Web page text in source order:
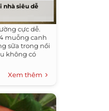
nhà siêu dễ
cực dễ.
muỗng canh
sữa trong nồi
không có
Xem thêm